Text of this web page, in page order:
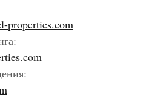
properties.com